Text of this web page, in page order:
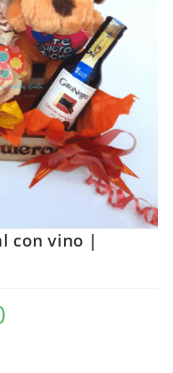
con vino |